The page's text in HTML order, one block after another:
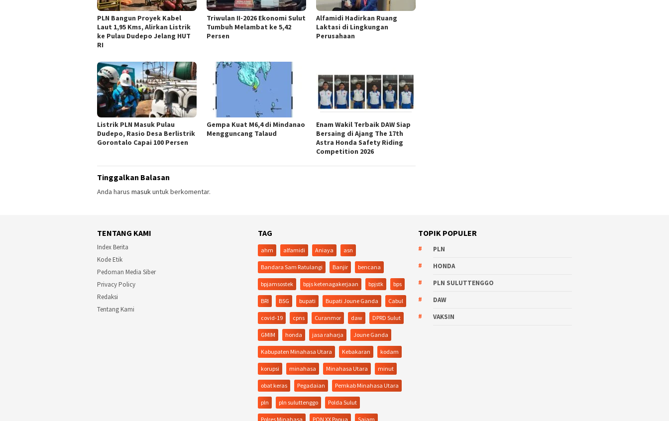
PLN Bangun Proyek Kabel
Laut 1,95 Kms, Alirkan Listrik
ke Pulau Dudepo Jelang HUT
RI
Triwulan II-2026 Ekonomi Sulut
Tumbuh Melambat ke 5,42
Persen
Alfamidi Hadirkan Ruang
Laktasi di Lingkungan
Perusahaan
Listrik PLN Masuk Pulau
Dudepo, Rasio Desa Berlistrik
Gorontalo Capai 100 Persen
Gempa Kuat M6,4 di Mindanao
Mengguncang Talaud
Enam Wakil Terbaik DAW Siap
Bersaing di Ajang The 17th
Astra Honda Safety Riding
Competition 2026
Tinggalkan Balasan
Anda harus masukuntuk berkomentar.
TENTANG KAMI
Index Berita
Kode Etik
Pedoman Media Siber
Privacy Policy
Redaksi
Tentang Kami
TAG
ahm alfamidi Aniaya asn
Bandara Sam Ratulangi Banjir bencana
bpjamsostek bpjs ketenagakerjaan bpjstk bps
BRI BSG bupati Bupati Joune Ganda Cabul
covid-19 cpns Curanmor daw DPRD Sulut
GMIM honda jasa raharja Joune Ganda
Kabupaten Minahasa Utara Kebakaran kodam
korupsi minahasa Minahasa Utara minut
obat keras Pegadaian Pemkab Minahasa Utara
pln pln suluttenggo Polda Sulut
Polres Minahasa PON XX Papua Sajam
TOPIK POPULER
PLN
HONDA
PLN SULUTTENGGO
DAW
VAKSIN